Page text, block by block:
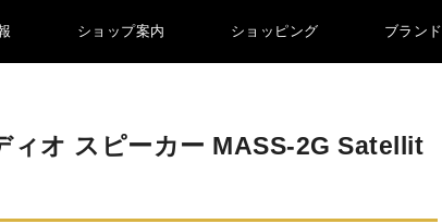
ショップ案内 ショッピング ブランド
ィオ スピーカー MASS-2G Satellit